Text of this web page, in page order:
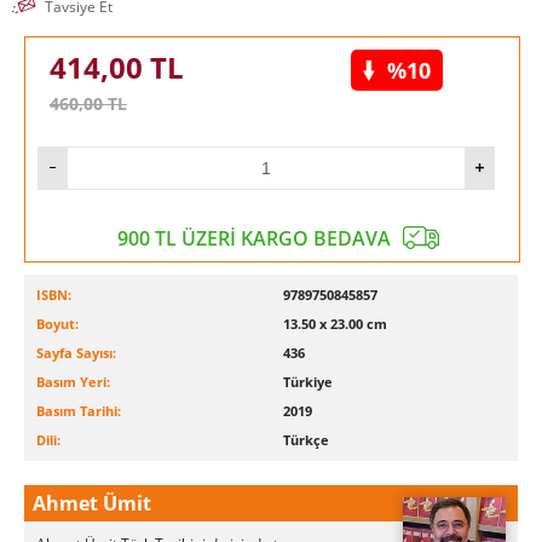
Tavsiye Et
414,00 TL
460,00TL
%10
900 TL ÜZERİ KARGO BEDAVA
ISBN:
9789750845857
Boyut:
13.50 x 23.00 cm
Sayfa Sayısı:
436
Basım Yeri:
Türkiye
Basım Tarihi:
2019
Dili:
Türkçe
Ahmet Ümit